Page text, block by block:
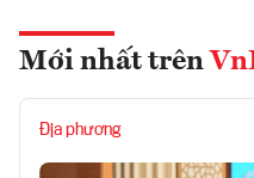
Mới nhất trên
Địa phương